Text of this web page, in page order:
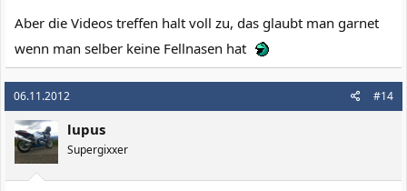
Aber die Videos treffen halt voll zu, das glaubt man garnet
wenn man selber keine Fellnasen hat
06.11.2012 #14
lupus
Supergixxer